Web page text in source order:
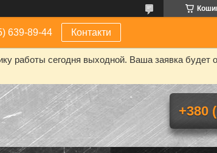
639-89-44 Контакти
работы сегодня выходной. Ваша заявка будет
+380